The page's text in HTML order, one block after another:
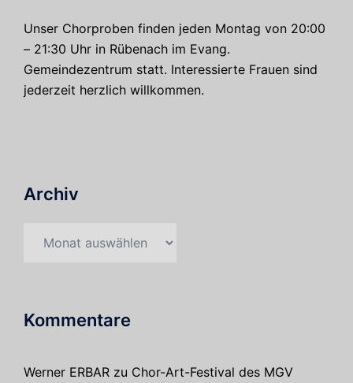
Unser Chorproben finden jeden Montag von 20:00
– 21:30 Uhr in Rübenach im Evang.
Gemeindezentrum statt. Interessierte Frauen sind
jederzeit herzlich willkommen.
Archiv
Kommentare
Werner ERBAR zu Chor-Art-Festival des MGV